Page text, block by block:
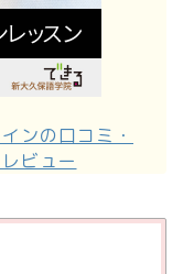
ンの口コミ・
ビュー